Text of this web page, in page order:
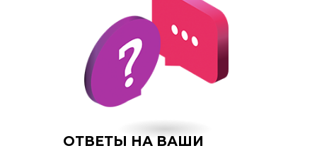
ОТВЕТЫ НА ВАШИ